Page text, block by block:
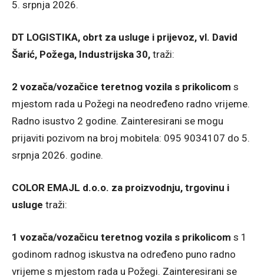
5. srpnja 2026.
DT LOGISTIKA, obrt za usluge i prijevoz, vl. David
Šarić, Požega, Industrijska 30, traži:
2 vozača/vozačice teretnog vozila s prikolicom s
mjestom rada u Požegi na neodređeno radno vrijeme.
Radno isustvo 2 godine. Zainteresirani se mogu
prijaviti pozivom na broj mobitela: 095 9034107 do 5.
srpnja 2026. godine.
COLOR EMAJL d.o.o. za proizvodnju, trgovinu i
usluge traži:
1 vozača/vozačicu teretnog vozila s prikolicom s 1
godinom radnog iskustva na određeno puno radno
vrijeme s mjestom rada u Požegi. Zainteresirani se